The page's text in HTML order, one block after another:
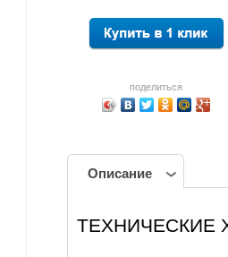
поделиться
Описание
ТЕХНИЧЕСКИЕ